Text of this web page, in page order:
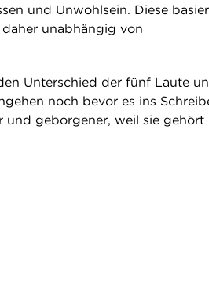
und Unwohlsein. Diese
unabhängig von
Unterschied der fünf Laute
noch bevor es ins
und geborgener, weil sie gehört